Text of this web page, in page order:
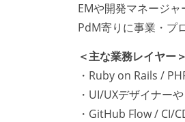
EMや開発マネージ
PdM寄りに事業・プ
＜主な業務レイヤー＞
・Ruby on Rails /
・UI/UXデザイナー
・GitHub Flow / CI/